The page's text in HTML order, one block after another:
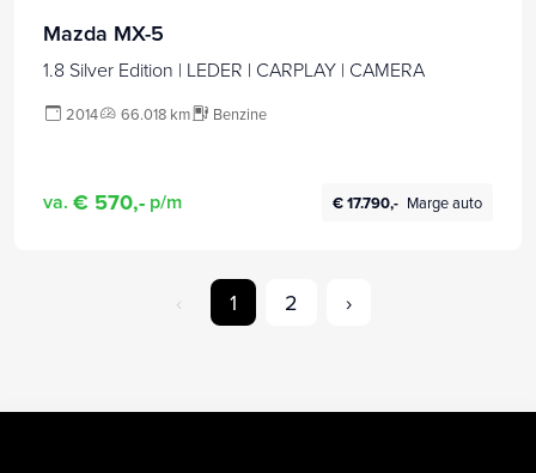
Mazda MX-5
1.8 Silver Edition | LEDER | CARPLAY | CAMERA
2014 66.018 km Benzine
va. € 570,- p/m € 17.790,- Marge auto
‹ 1 2 ›